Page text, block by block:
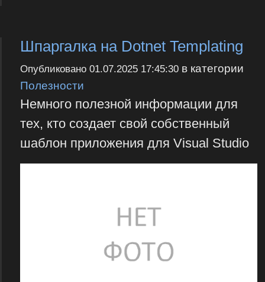
Шпаргалка на Dotnet Templating
Опубликовано 01.07.2025 17:45:30в категории
Полезности
Немного полезной информации для
тех, кто создает свой собственный
шаблон приложения для Visual Studio